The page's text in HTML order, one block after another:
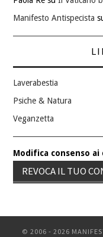
Manifesto Antispecista
Laverabestia
Psiche & Natura
Veganzetta
Modifica consenso ai
REVOCA IL TUO
© 2006 - 2026